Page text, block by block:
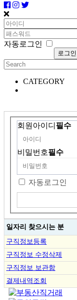
자동로그인
CATEGORY
회원아이디 필수
비밀번호필수
자동로그인
일자리 찾으시는 분
구직정보등록
구직정보 수정삭제
구직정보 보관함
결제내역조회